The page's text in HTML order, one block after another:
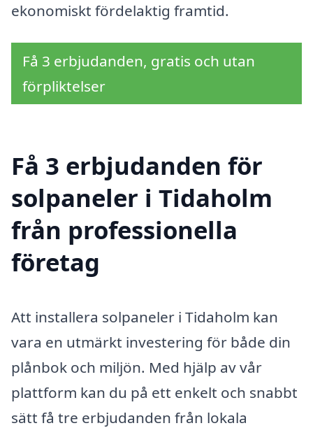
ekonomiskt fördelaktig framtid.
Få 3 erbjudanden, gratis och utan
förpliktelser
Få 3 erbjudanden för
solpaneler i Tidaholm
från professionella
företag
Att installera solpaneler i Tidaholm kan
vara en utmärkt investering för både din
plånbok och miljön. Med hjälp av vår
plattform kan du på ett enkelt och snabbt
sätt få tre erbjudanden från lokala